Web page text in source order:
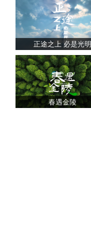
正途之上 必是光明
春遇金陵